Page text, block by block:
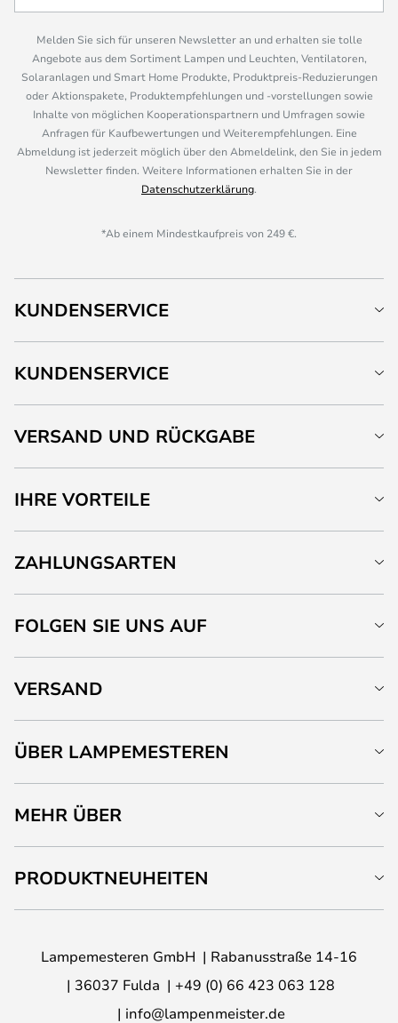
Melden Sie sich für unseren Newsletter an und erhalten sie tolle
Angebote aus dem Sortiment Lampen und Leuchten, Ventilatoren,
Solaranlagen und Smart Home Produkte, Produktpreis-Reduzierungen
oder Aktionspakete, Produktempfehlungen und -vorstellungen sowie
Inhalte von möglichen Kooperationspartnern und Umfragen sowie
Anfragen für Kaufbewertungen und Weiterempfehlungen. Eine
Abmeldung ist jederzeit möglich über den Abmeldelink, den Sie in jedem
Newsletter finden. Weitere Informationen erhalten Sie in der
Datenschutzerklärung.
*Ab einem Mindestkaufpreis von 249 €.
KUNDENSERVICE
KUNDENSERVICE
VERSAND UND RÜCKGABE
IHRE VORTEILE
ZAHLUNGSARTEN
FOLGEN SIE UNS AUF
VERSAND
ÜBER LAMPEMESTEREN
MEHR ÜBER
PRODUKTNEUHEITEN
Lampemesteren GmbH
Rabanusstraße 14-16
36037 Fulda
+49 (0) 66 423 063 128
info@lampenmeister.de